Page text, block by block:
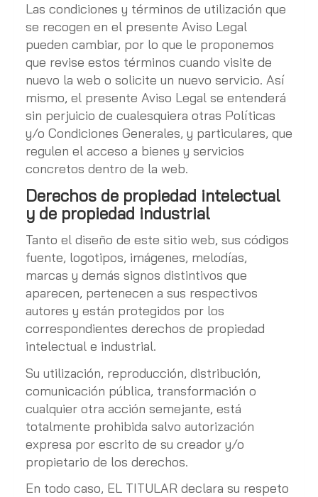
Las condiciones y términos de utilización que
se recogen en el presente Aviso Legal
pueden cambiar, por lo que le proponemos
que revise estos términos cuando visite de
nuevo la web o solicite un nuevo servicio. Así
mismo, el presente Aviso Legal se entenderá
sin perjuicio de cualesquiera otras Políticas
y/o Condiciones Generales, y particulares, que
regulen el acceso a bienes y servicios
concretos dentro de la web.
Derechos de propiedad intelectual
y de propiedad industrial
Tanto el diseño de este sitio web, sus códigos
fuente, logotipos, imágenes, melodías,
marcas y demás signos distintivos que
aparecen, pertenecen a sus respectivos
autores y están protegidos por los
correspondientes derechos de propiedad
intelectual e industrial.
Su utilización, reproducción, distribución,
comunicación pública, transformación o
cualquier otra acción semejante, está
totalmente prohibida salvo autorización
expresa por escrito de su creador y/o
propietario de los derechos.
En todo caso, EL TITULAR declara su respeto